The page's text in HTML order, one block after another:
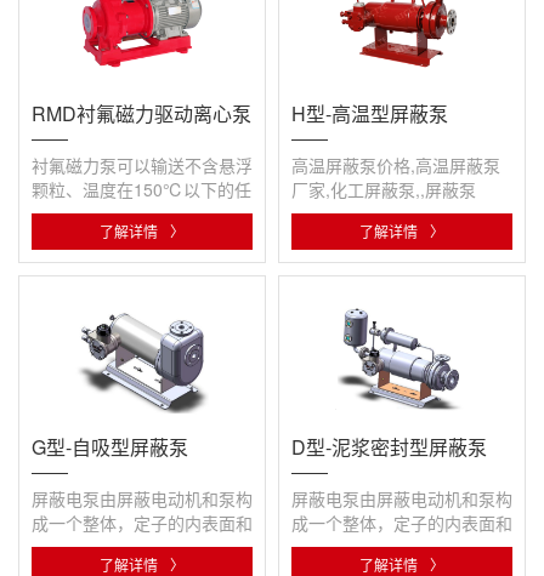
RMD衬氟磁力驱动离心泵
衬氟磁力泵可以输送不含悬浮
颗粒、温度在150℃以下的任
意浓度的硫酸、盐酸、硝酸、
了解详情 〉
H型-高温型屏蔽泵
高温屏蔽泵价格,高温屏蔽泵
厂家,化工屏蔽泵,,屏蔽泵
了解详情 〉
G型-自吸型屏蔽泵
屏蔽电泵由屏蔽电动机和泵构
成一个整体，定子的内表面和
转子外表面用薄壁非磁性的耐
了解详情 〉
D型-泥浆密封型屏蔽泵
屏蔽电泵由屏蔽电动机和泵构
成一个整体，定子的内表面和
转子外表面用薄壁非磁性的耐
了解详情 〉